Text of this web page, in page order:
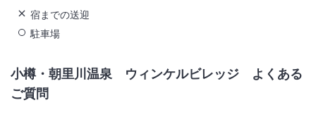
宿までの送迎
駐車場
小樽・朝里川温泉 ウィンケルビレッジ よくある
ご質問